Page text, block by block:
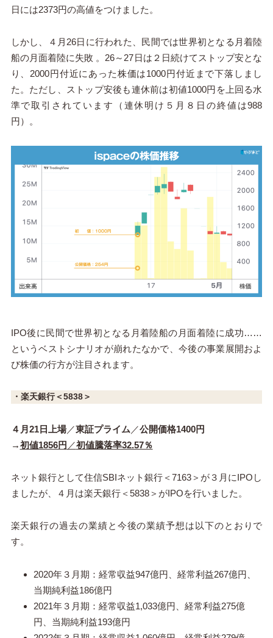
日には2373円の高値をつけました。
しかし、４月26日に行われた、民間では世界初となる月着陸
船の月面着陸に失敗 。26～27日は２日続けてストップ安とな
り、2000円付近にあった株価は1000円付近まで下落しまし
た。ただし、ストップ安後も連休前は初値1000円を上回る水
準で取引されています（連休明け５月８日の終値は988
円）。
IPO後に民間で世界初となる月着陸船の月面着陸に成功……
というベストシナリオが崩れたなかで、今後の事業展開およ
び株価の行方が注目されます。
・楽天銀行＜5838＞
４月21日上場／東証プライム ／公開価格1400円
→初値1856円 ／初値騰落率32.57％
ネット銀行として住信SBIネット銀行＜7163＞が３月にIPOし
ましたが、４月は楽天銀行＜5838＞がIPOを行いました。
楽天銀行の過去の業績と今後の業績予想は以下のとおりで
す。
2020年３月期：経常収益947億円、経常利益267億円、
当期純利益186億円
2021年３月期：経常収益1,033億円、経常利益275億
円、当期純利益193億円